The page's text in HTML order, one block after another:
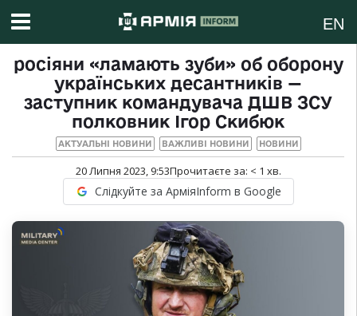
EN
росіяни «ламають зуби» об оборону
українських десантників —
заступник командувача ДШВ ЗСУ
полковник Ігор Скибюк
АКТУАЛЬНІ НОВИНИ ВАЖЛИВІ НОВИНИ НОВИНИ
20 Липня 2023, 9:53Прочитаєте за: < 1 хв.
Слідкуйте за АрміяInform в Google